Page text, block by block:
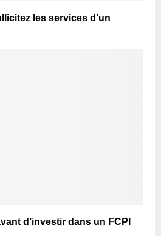
les services d’un
d’investir dans un FCPI